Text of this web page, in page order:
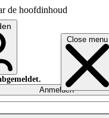
de hoofdinhoud
Close menu
Anmelden